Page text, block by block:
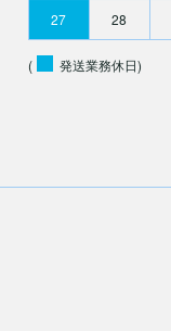
27 28
( 発送業務休日)